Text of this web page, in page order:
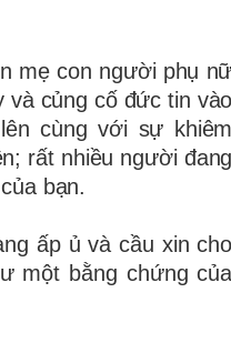
mẹ con người phụ nữ
và củng cố đức tin vào
cùng với sự khiêm
rất nhiều người đang
bạn.
ấp ủ và cầu xin cho
một bằng chứng của